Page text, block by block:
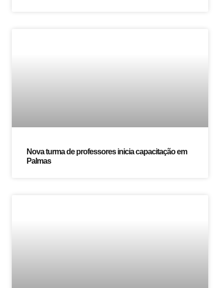
Nova turma de professores inicia capacitação em
Palmas